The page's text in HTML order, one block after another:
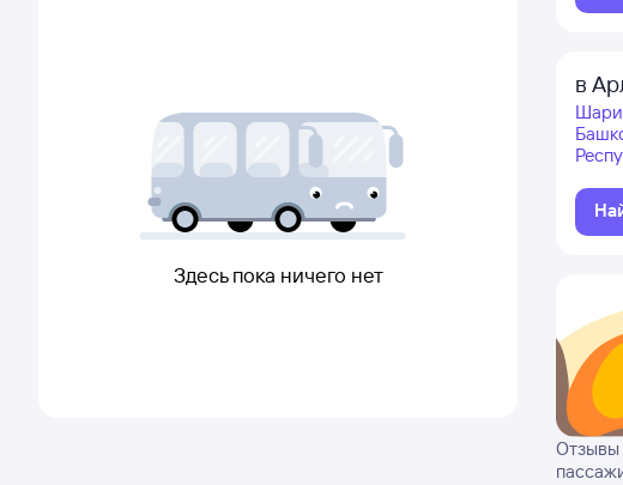
в
Отзывы
Здесь пока ничего нет